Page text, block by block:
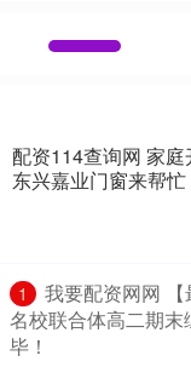
配资114查询网 家
东兴嘉业门窗来帮忙
1
我要配资网网
名校联合体高二期
毕！